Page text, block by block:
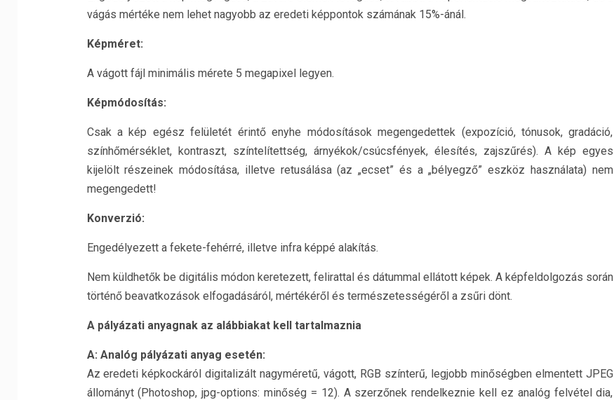
vágás mértéke nem lehet nagyobb az eredeti képpontok számának 15%-ánál.
Képméret:
A vágott fájl minimális mérete 5 megapixel legyen.
Képmódosítás:
Csak a kép egész felületét érintő enyhe módosítások megengedettek (expozíció, tónusok, gradáció,
színhőmérséklet, kontraszt, színtelítettség, árnyékok/csúcsfények, élesítés, zajszűrés). A kép egyes
kijelölt részeinek módosítása, illetve retusálása (az „ecset” és a „bélyegző” eszköz használata) nem
megengedett!
Konverzió:
Engedélyezett a fekete-fehérré, illetve infra képpé alakítás.
Nem küldhetők be digitális módon keretezett, felirattal és dátummal ellátott képek. A képfeldolgozás során
történő beavatkozások elfogadásáról, mértékéről és természetességéről a zsűri dönt.
A pályázati anyagnak az alábbiakat kell tartalmaznia
A: Analóg pályázati anyag esetén:
Az eredeti képkockáról digitalizált nagyméretű, vágott, RGB színterű, legjobb minőségben elmentett JPEG
állományt (Photoshop, jpg-options: minőség = 12). A szerzőnek rendelkeznie kell ez analóg felvétel dia,